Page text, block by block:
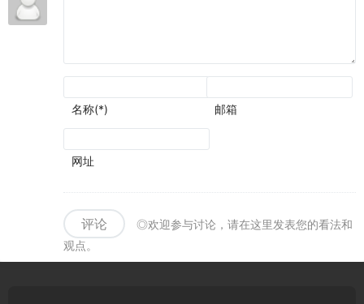
名称(*) 邮箱
网址
评论
◎欢迎参与讨论，请在这里发表您的看法和
观点。